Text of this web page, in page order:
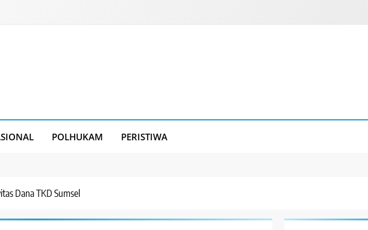
POLHUKAM PERISTIWA
Dana TKD Sumsel